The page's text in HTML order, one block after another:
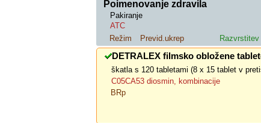
Poimenovanje zdravila
Pakiranje
ATC
Režim
Previd.ukrep Razvrstitev
DETRALEX filmsko obložene
škatla s 120 tabletami (8 x 15 tablet v
C05CA53 diosmin, kombinacije
BRp